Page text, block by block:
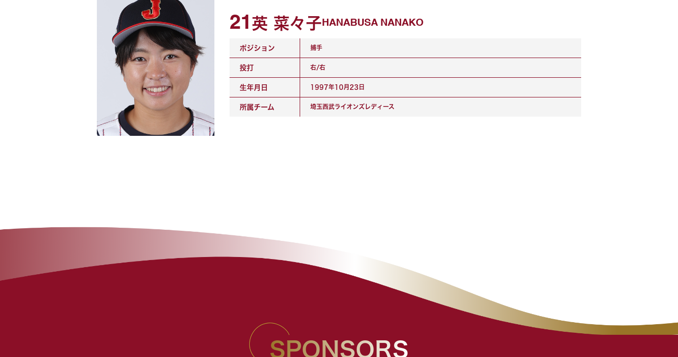
21 英 菜々子 HANABUSA NANAKO
ポジション 捕手
投打 右/右
生年月日 1997年10月23日
所属チーム 埼玉西武ライオンズレディース
SPONSORS